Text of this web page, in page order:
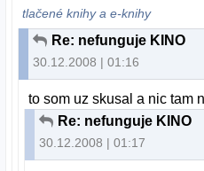
tlačené knihy a e-knihy
Re: nefunguje KINO
30.12.2008 | 01:16
to som uz skusal a nic tam
Re: nefunguje KINO
30.12.2008 | 01:17